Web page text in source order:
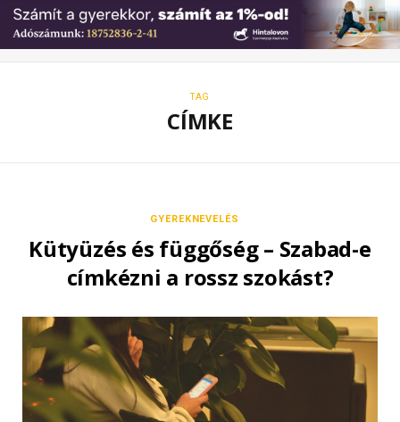
b
e
TAG
CÍMKE
GYEREKNEVELÉS
Kütyüzés és függőség – Szabad-e
címkézni a rossz szokást?